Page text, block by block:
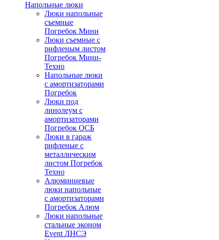
Напольные люки
Люки напольные
съемные
Погребок Мини
Люки съемные с
рифленым листом
Погребок Мини-
Техно
Напольные люки
с амортизаторами
Погребок
Люки под
линолеум с
амортизаторами
Погребок ОСБ
Люки в гараж
рифленые с
металлическим
листом Погребок
Техно
Алюминиевые
люки напольные
с амортизаторами
Погребок Алюм
Люки напольные
стальные эконом
Event ЛНСЭ